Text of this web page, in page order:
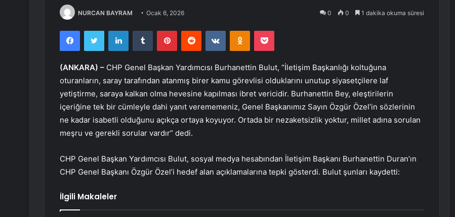
NURCAN BAYRAM Ocak 6, 2026 0 0 1 dakika okuma süresi
FacebookTwitter LinkedInTumblr PinterestReddit VKontakteOdnoklassniki
Pocket
(ANKARA) – CHP Genel Başkan Yardımcısı Burhanettin Bulut, “İletişim Başkanlığı koltuğuna
oturanların, saray tarafından atanmış birer kamu görevlisi olduklarını unutup siyasetçilere laf
yetiştirme, saraya kalkan olma hevesine kapılması ibret vericidir. Burhanettin Bey, eleştirilerin
içeriğine tek bir cümleyle dahi yanıt verememeniz, Genel Başkanımız Sayın Özgür Özel’in sözlerinin
ne kadar isabetli olduğunu açıkça ortaya koyuyor. Ortada bir nezaketsizlik yoktur, millet adına sorulan
meşru ve gerekli sorular vardır” dedi.
CHP Genel Başkan Yardımcısı Bulut, sosyal medya hesabından İletişim Başkanı Burhanettin Duran’ın
CHP Genel Başkanı Özgür Özel’i hedef alan açıklamalarına tepki gösterdi. Bulut şunları kaydetti:
İlgili Makaleler